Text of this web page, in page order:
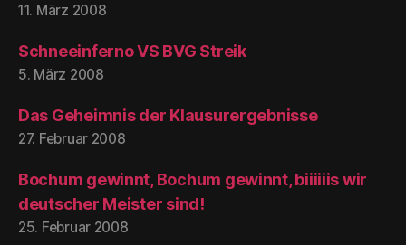
11. März 2008
Schneeinferno VS BVG Streik
5. März 2008
Das Geheimnis der Klausurergebnisse
27. Februar 2008
Bochum gewinnt, Bochum gewinnt, biiiiiis wir
deutscher Meister sind!
25. Februar 2008